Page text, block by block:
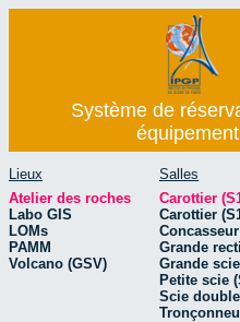
Système de
Lieux
Atelier des roches
Labo GIS
LOMs
PAMM
Volcano (GSV)
Salles
Carottier
Carottier
Grande
Grande
Petite scie
Scie